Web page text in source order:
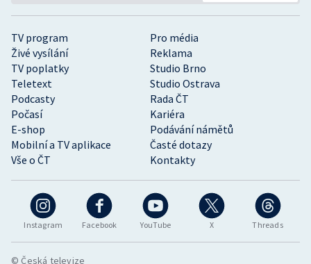
Instagram Facebook YouTube X Threads
TV program
Pro média
Živé vysílání
Reklama
TV poplatky
Studio Brno
Teletext
Studio Ostrava
Podcasty
Rada ČT
Počasí
Kariéra
E-shop
Podávání námětů
Mobilní a TV aplikace
Časté dotazy
Vše o ČT
Kontakty
© Česká televize